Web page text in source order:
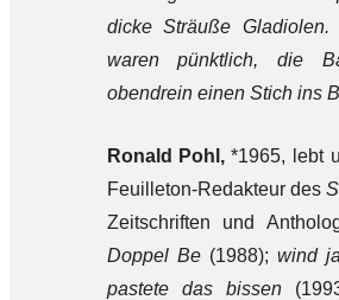
dicke Sträuße Gladiolen.
waren pünktlich, die
obendrein einen Stich ins
Ronald Pohl,*1965, lebt
Feuilleton-Redakteur des
Zeitschriften und
Doppel Be(1988); wind
pastete das bissen